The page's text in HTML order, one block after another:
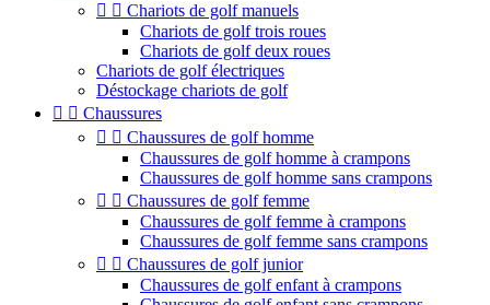
  Chariots de golf manuels
Chariots de golf trois roues
Chariots de golf deux roues
Chariots de golf électriques
Déstockage chariots de golf
  Chaussures
  Chaussures de golf homme
Chaussures de golf homme à crampons
Chaussures de golf homme sans crampons
  Chaussures de golf femme
Chaussures de golf femme à crampons
Chaussures de golf femme sans crampons
  Chaussures de golf junior
Chaussures de golf enfant à crampons